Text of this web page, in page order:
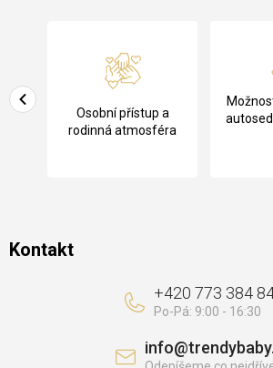
a
Osobní přístup a
rodinná atmosféra
Kontakt
info@
+420 773 384